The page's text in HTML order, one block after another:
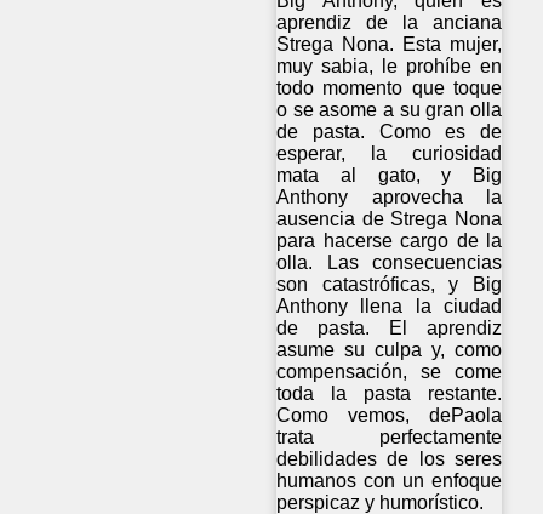
aprendiz de la anciana
Strega Nona. Esta mujer,
muy sabia, le prohíbe en
todo momento que toque
o se asome a su gran olla
de pasta. Como es de
esperar, la curiosidad
mata al gato, y Big
Anthony aprovecha la
ausencia de Strega Nona
para hacerse cargo de la
olla. Las consecuencias
son catastróficas, y Big
Anthony llena la ciudad
de pasta. El aprendiz
asume su culpa y, como
compensación, se come
toda la pasta restante.
Como vemos, dePaola
trata perfectamente
debilidades de los seres
humanos con un enfoque
perspicaz y humorístico.